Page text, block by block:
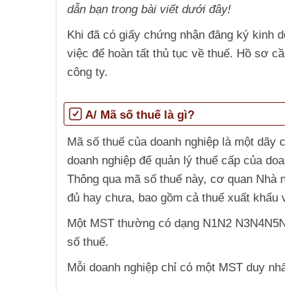
dẫn bạn trong bài viết dưới đây!
Khi đã có giấy chứng nhận đăng ký kinh
việc để hoàn tất thủ tục về thuế. Hồ sơ
công ty.
A/ Mã số thuế là gì?
Mã số thuế của doanh nghiệp là một
doanh nghiệp để quản lý thuế cấp của
Thông qua mã số thuế này, cơ quan
đủ hay chưa, bao gồm cả thuế xuất khẩu
Một MST thường có dạng N1N2
số thuế.
Mỗi doanh nghiệp chỉ có một MST duy